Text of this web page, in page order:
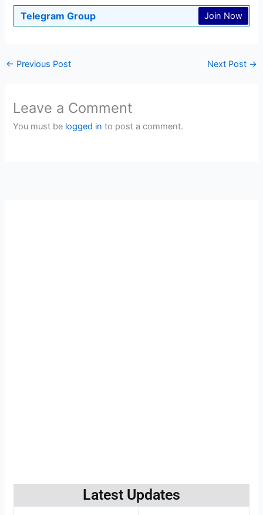
Telegram Group Join Now
← Previous Post Next Post →
Leave a Comment
You must be logged in to post a comment.
Latest Updates